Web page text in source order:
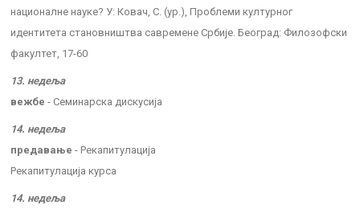
националне науке? У: Ковач, С. (ур.), Проблеми културног
идентитета становништва савремене Србије. Београд: Филозофски
факултет, 17-60
13. недеља
вежбе - Семинарска дискусија
14. недеља
предавање - Рекапитулација
Рекапитулација курса
14. недеља